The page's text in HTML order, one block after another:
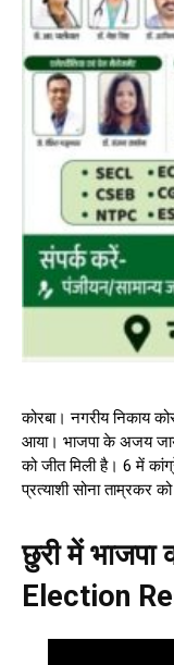
कोरबा। नगरीय निकाय
आया। भाजपा के अजय
को जीत मिली है। 6 में
प्रत्याशी सोना ताम्रकर
छुरी में भाजपा
Election